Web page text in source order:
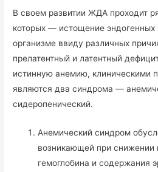
В своем развитии ЖДА проходит
которых — истощение эндогенных
организме ввиду различных
прелатентный и латентный
истинную анемию, клиническими
являются два синдрома —
сидеропенический.
Анемический синдром
возникающей при снижении
гемоглобина и содержания